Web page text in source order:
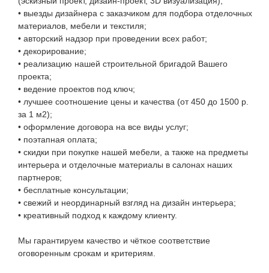
• выезды дизайнера с заказчиком для подбора отделочных
материалов, мебели и текстиля;
• авторский надзор при проведении всех работ;
• декорирование;
• реализацию нашей строительной бригадой Вашего
проекта;
• ведение проектов под ключ;
• лучшее соотношение цены и качества (от 450 до 1500 р.
за 1 м2);
• оформление договора на все виды услуг;
• поэтапная оплата;
• скидки при покупке нашей мебели, а также на предметы
интерьера и отделочные материалы в салонах наших
партнеров;
• бесплатные консультации;
• свежий и неординарный взгляд на дизайн интерьера;
• креативный подход к каждому клиенту.
Мы гарантируем качество и чёткое соответствие
оговоренным срокам и критериям.